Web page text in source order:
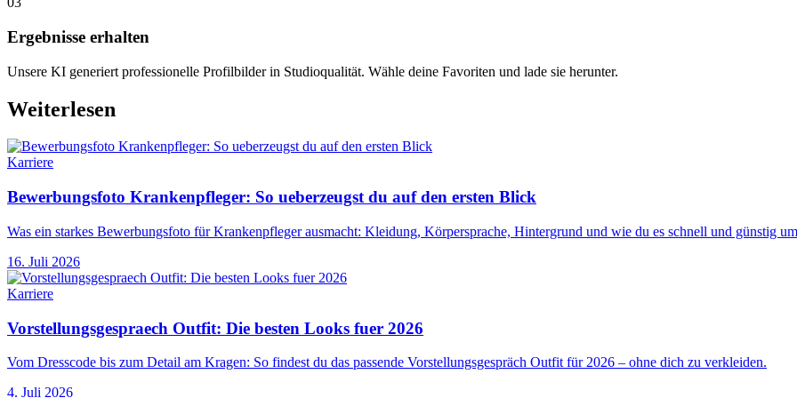
Ergebnisse erhalten
Unsere KI generiert professionelle Profilbilder in Studioqualität. Wähle deine Favoriten und lade sie herunter.
Weiterlesen
Karriere
Bewerbungsfoto Krankenpfleger: So ueberzeugst du auf den ersten Blick
Was ein starkes Bewerbungsfoto für Krankenpfleger ausmacht: Kleidung, Körpersprache, Hintergrund und wie du es schnell und günstig
16. Juli 2026
Karriere
Vorstellungsgespraech Outfit: Die besten Looks fuer 2026
Vom Dresscode bis zum Detail am Kragen: So findest du das passende Vorstellungsgespräch Outfit für 2026 – ohne dich zu verkleiden.
4. Juli 2026